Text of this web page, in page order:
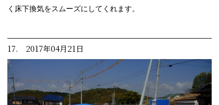
く床下換気をスムーズにしてくれます。
17. 2017年04月21日